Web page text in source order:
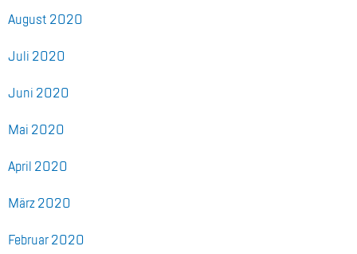
Au­gust 2020
Juli 2020
Juni 2020
Mai 2020
April 2020
März 2020
Fe­bru­ar 2020